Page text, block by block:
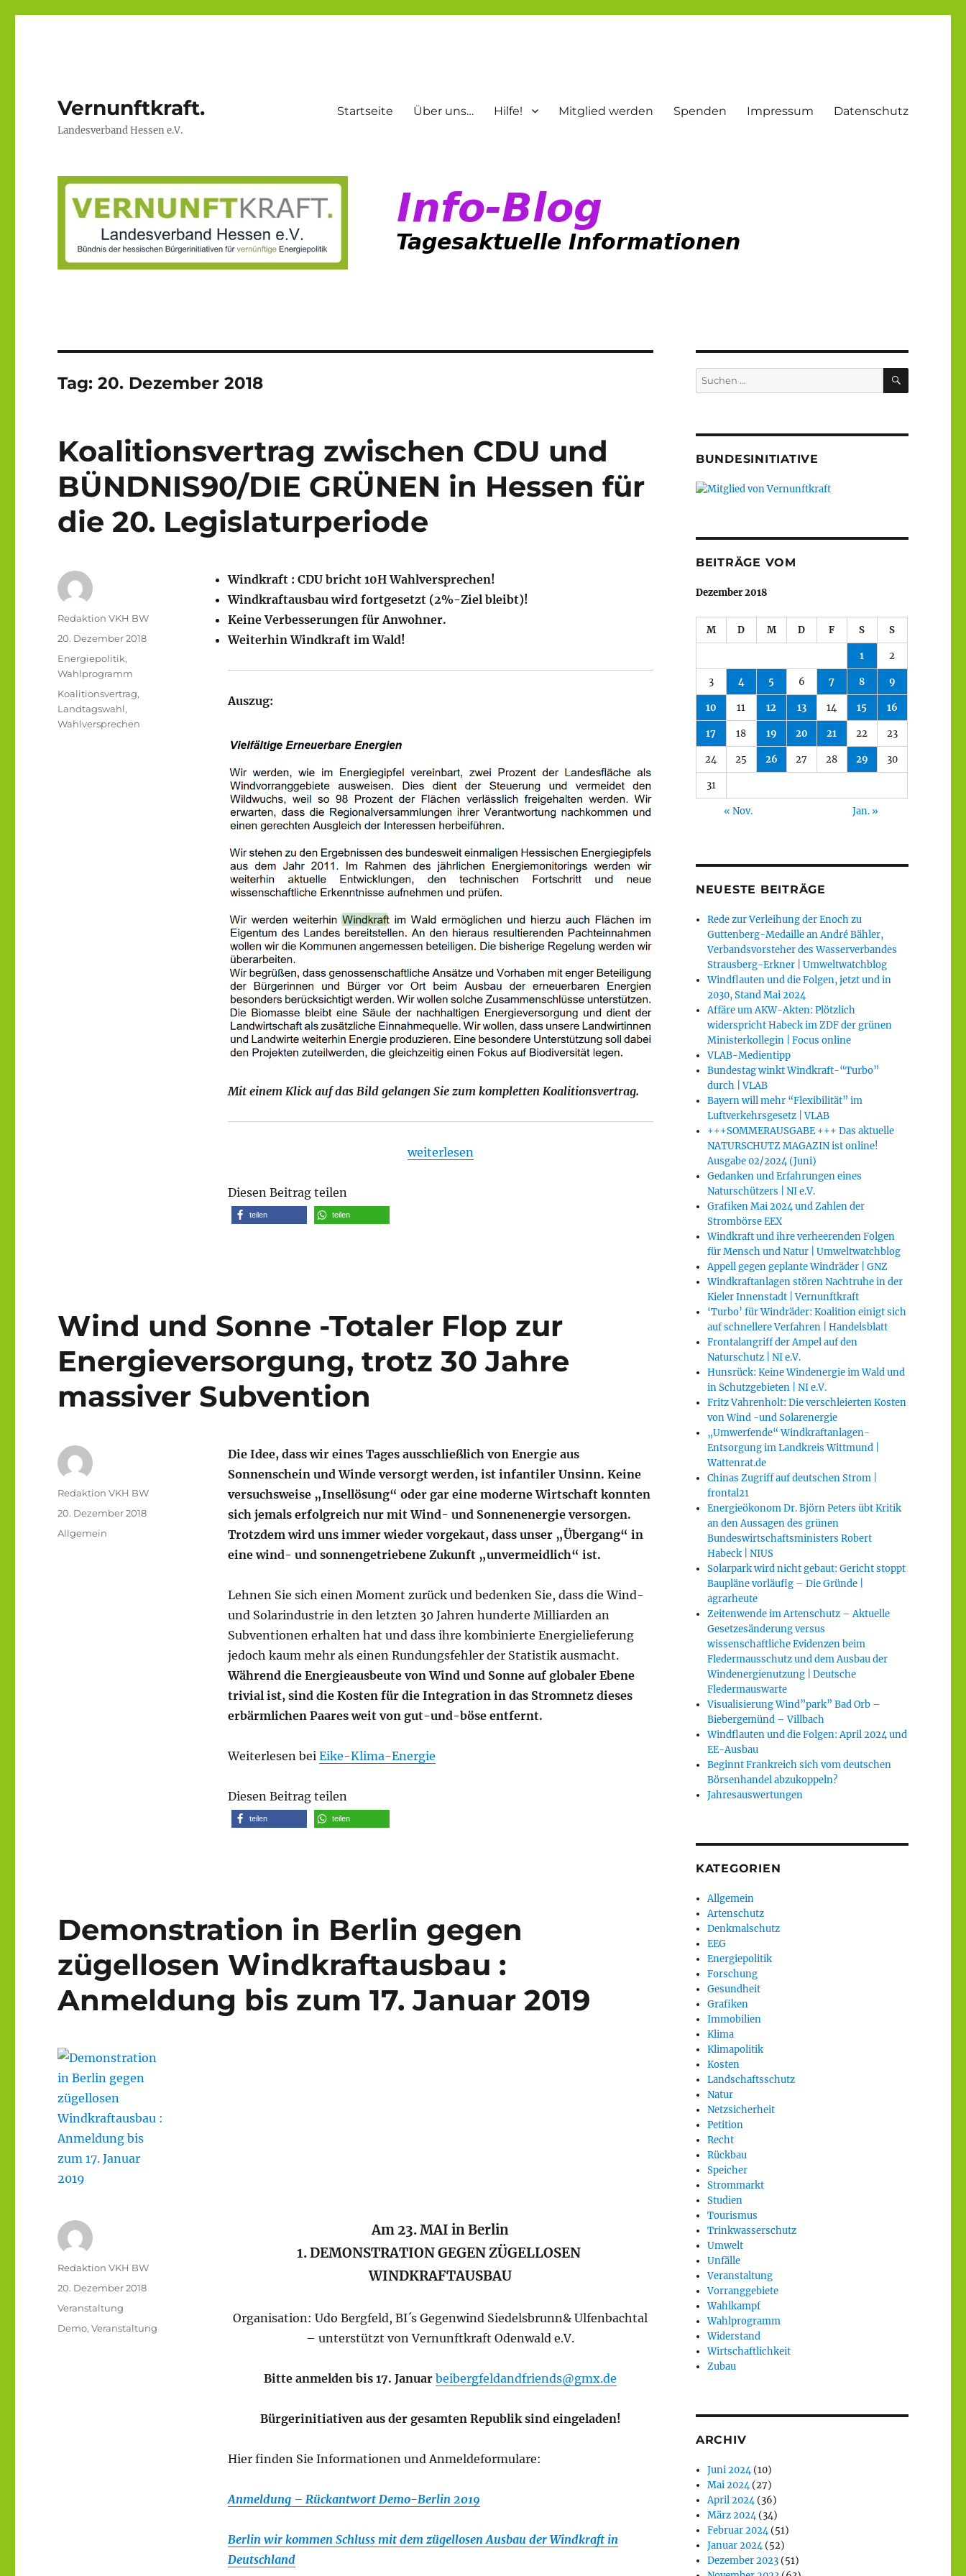
Vernunftkraft.
Landesverband Hessen e.V.
Startseite Über uns… Hilfe! Mitglied werden Spenden Impressum Datenschutz
Tag:20. Dezember 2018
Koalitionsvertrag zwischen CDU und
BÜNDNIS90/DIE GRÜNEN in Hessen für
die 20. Legislaturperiode
Windkraft : CDU bricht 10H Wahlversprechen!
Windkraftausbau wird fortgesetzt (2%-Ziel bleibt)!
Keine Verbesserungen für Anwohner.
Weiterhin Windkraft im Wald!
Auszug:
Mit einem Klick auf das Bild gelangen Sie zum kompletten Koalitionsvertrag.
„Koalitionsvertrag zwischen CDU und BÜNDNIS90/DIE GRÜNEN in Hessen für die 20.
weiterlesen
Diesen Beitrag teilen
teilen teilen
Autor
Redaktion VKH BW
Veröffentlicht
20. Dezember 2018
Kategorien
Energiepolitik,
Wahlprogramm
Schlagwörter
Koalitionsvertrag,
Landtagswahl,
Wahlversprechen
Wind und Sonne -Totaler Flop zur
Energieversorgung, trotz 30 Jahre
massiver Subvention
Die Idee, dass wir eines Tages ausschließlich von Energie aus
Sonnenschein und Winde versorgt werden, ist infantiler Unsinn. Keine
versuchsweise „Insellösung“ oder gar eine moderne Wirtschaft konnten
sich jemals erfolgreich nur mit Wind- und Sonnenenergie versorgen.
Trotzdem wird uns immer wieder vorgekaut, dass unser „Übergang“ in
eine wind- und sonnengetriebene Zukunft „unvermeidlich“ ist.
Lehnen Sie sich einen Moment zurück und bedenken Sie, dass die Wind-
und Solarindustrie in den letzten 30 Jahren hunderte Milliarden an
Subventionen erhalten hat und dass ihre kombinierte Energielieferung
jedoch kaum mehr als einen Rundungsfehler der Statistik ausmacht.
Während die Energieausbeute von Wind und Sonne auf globaler Ebene
trivial ist, sind die Kosten für die Integration in das Stromnetz dieses
erbärmlichen Paares weit von gut-und-böse entfernt.
Weiterlesen bei Eike-Klima-Energie
Diesen Beitrag teilen
teilen teilen
Autor
Redaktion VKH BW
Veröffentlicht
am
20. Dezember 2018
Kategorien
Allgemein
Demonstration in Berlin gegen
zügellosen Windkraftausbau :
Anmeldung bis zum 17. Januar 2019
Am 23. MAI in Berlin
1. DEMONSTRATION GEGEN ZÜGELLOSEN
WINDKRAFTAUSBAU
Organisation: Udo Bergfeld, BI´s Gegenwind Siedelsbrunn& Ulfenbachtal
– unterstützt von Vernunftkraft Odenwald e.V.
Bitte anmelden bis 17. Januar beibergfeldandfriends@gmx.de
Bürgerinitiativen aus der gesamten Republik sind eingeladen!
Hier finden Sie Informationen und Anmeldeformulare:
Anmeldung – Rückantwort Demo-Berlin 2019
Berlin wir kommen Schluss mit dem zügellosen Ausbau der Windkraft in
Deutschland
Autor
Redaktion VKH BW
Veröffentlicht
20. Dezember 2018
Kategorien
Veranstaltung
Schlagwörter
Demo,Veranstaltung
Suche
nach:
SUCHEN
BUNDESINITIATIVE
BEITRÄGE VOM
Dezember 2018
M D M D F S S
1 2
3 4 5 6 7 8 9
10 11 12 13 14 15 16
17 18 19 20 21 22 23
24 25 26 27 28 29 30
31
« Nov. Jan. »
NEUESTE BEITRÄGE
Rede zur Verleihung der Enoch zu
Guttenberg-Medaille an André Bähler,
Verbandsvorsteher des Wasserverbandes
Strausberg-Erkner | Umweltwatchblog
Windflauten und die Folgen, jetzt und in
2030, Stand Mai 2024
Affäre um AKW-Akten: Plötzlich
widerspricht Habeck im ZDF der grünen
Ministerkollegin | Focus online
VLAB-Medientipp
Bundestag winkt Windkraft-“Turbo”
durch | VLAB
Bayern will mehr “Flexibilität” im
Luftverkehrsgesetz | VLAB
+++SOMMERAUSGABE +++ Das aktuelle
NATURSCHUTZ MAGAZIN ist online!
Ausgabe 02/2024 (Juni)
Gedanken und Erfahrungen eines
Naturschützers | NI e.V.
Grafiken Mai 2024 und Zahlen der
Strombörse EEX
Windkraft und ihre verheerenden Folgen
für Mensch und Natur | Umweltwatchblog
Appell gegen geplante Windräder | GNZ
Windkraftanlagen stören Nachtruhe in der
Kieler Innenstadt | Vernunftkraft
‘Turbo’ für Windräder: Koalition einigt sich
auf schnellere Verfahren | Handelsblatt
Frontalangriff der Ampel auf den
Naturschutz | NI e.V.
Hunsrück: Keine Windenergie im Wald und
in Schutzgebieten | NI e.V.
Fritz Vahrenholt: Die verschleierten Kosten
von Wind -und Solarenergie
„Umwerfende“ Windkraftanlagen-
Entsorgung im Landkreis Wittmund |
Wattenrat.de
Chinas Zugriff auf deutschen Strom |
frontal21
Energieökonom Dr. Björn Peters übt Kritik
an den Aussagen des grünen
Bundeswirtschaftsministers Robert
Habeck | NIUS
Solarpark wird nicht gebaut: Gericht stoppt
Baupläne vorläufig – Die Gründe |
agrarheute
Zeitenwende im Artenschutz – Aktuelle
Gesetzesänderung versus
wissenschaftliche Evidenzen beim
Fledermausschutz und dem Ausbau der
Windenergienutzung | Deutsche
Fledermauswarte
Visualisierung Wind”park” Bad Orb –
Biebergemünd – Villbach
Windflauten und die Folgen: April 2024 und
EE-Ausbau
Beginnt Frankreich sich vom deutschen
Börsenhandel abzukoppeln?
Jahresauswertungen
KATEGORIEN
Allgemein
Artenschutz
Denkmalschutz
EEG
Energiepolitik
Forschung
Gesundheit
Grafiken
Immobilien
Klima
Klimapolitik
Kosten
Landschaftsschutz
Natur
Netzsicherheit
Petition
Recht
Rückbau
Speicher
Strommarkt
Studien
Tourismus
Trinkwasserschutz
Umwelt
Unfälle
Veranstaltung
Vorranggebiete
Wahlkampf
Wahlprogramm
Widerstand
Wirtschaftlichkeit
Zubau
ARCHIV
Juni 2024(10)
Mai 2024(27)
April 2024(36)
März 2024(34)
Februar 2024(51)
Januar 2024(52)
Dezember 2023 (51)